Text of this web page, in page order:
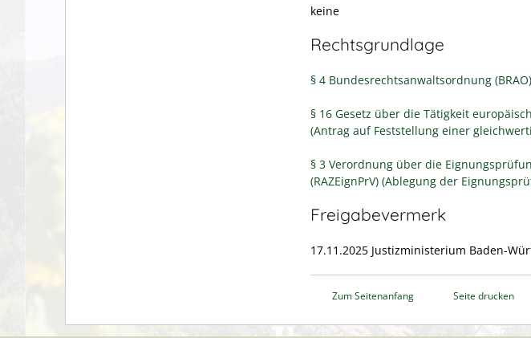
keine
Rechtsgrundlage
§ 4 Bundesrechtsanwaltsordnung
§ 16 Gesetz über die Tätigkeit
(Antrag auf Feststellung einer
§ 3 Verordnung über die
(RAZEignPrV) (Ablegung der
Freigabevermerk
17.11.2025 Justizministerium Baden-
Zum Seitenanfang Seite drucken